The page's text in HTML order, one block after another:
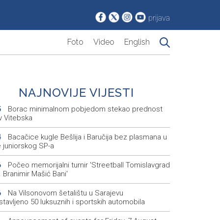
prijava
Foto Video English
NAJNOVIJE VIJESTI
Borac minimalnom pobjedom stekao prednost
Vitebska
Bacačice kugle Bešlija i Baručija bez plasmana u
juniorskog SP-a
Počeo memorijalni turnir 'Streetball Tomislavgrad
Branimir Mašić Bani'
Na Vilsonovom šetalištu u Sarajevu
50 luksuznih i sportskih automobila